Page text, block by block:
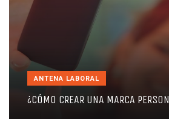
ANTENA LABORAL
¿CÓMO CREAR UNA MARCA